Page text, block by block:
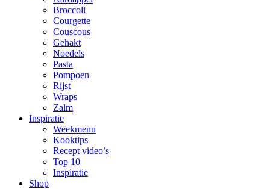
Broccoli
Courgette
Couscous
Gehakt
Noedels
Pasta
Pompoen
Rijst
Wraps
Zalm
Inspiratie
Weekmenu
Kooktips
Recept video’s
Top 10
Inspiratie
Shop